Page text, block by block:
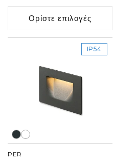
τιμή
Ορίστε επιλογές
IP54
PER